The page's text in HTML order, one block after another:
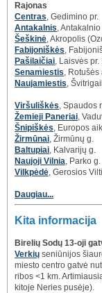
Rajonas
Centras, Gedimino pr.
Antakalnis, Antakalnio
Šeškinė, Akropolis
Fabijoniškės,
Pašilaičiai, Laisvės pr.
Senamiestis, Rotušės
Naujamiestis,
Viršuliškės, Spaudos
Žemieji Paneriai,
Šnipiškės, Europos
Žirmūnai, Žirmūnų g.
Baltupiai, Kalvarijų g.
Naujoji Vilnia, Parko g.
Vilkpėdė, Gerosios
Daugiau...
Kita informacija
Birelių Sodų 13-oji
Verkių seniūnijos
miesto centro gatvė
ribos <1 km.
kitoje Neries pusėje).